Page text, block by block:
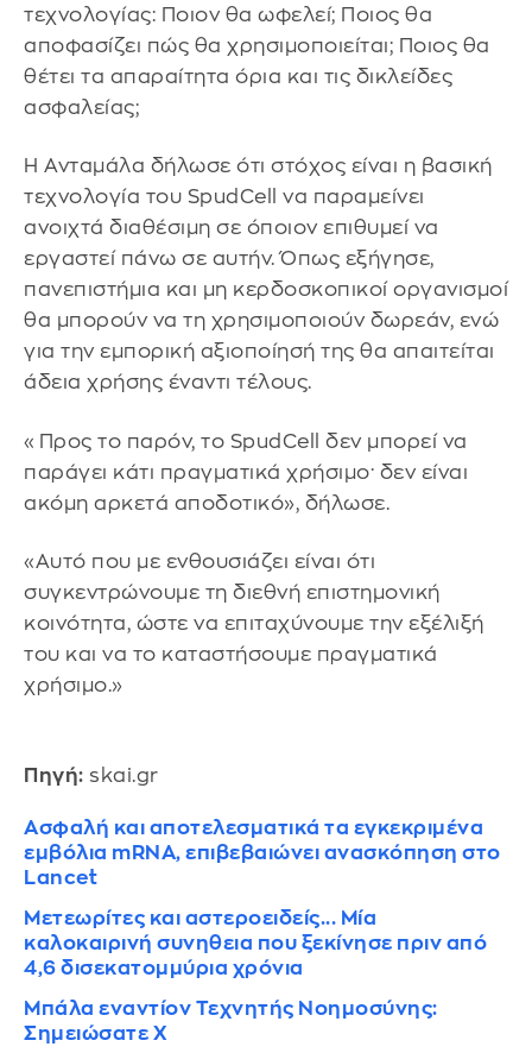
τεχνολογίας: Ποιον θα ωφελεί; Ποιος θα
αποφασίζει πώς θα χρησιμοποιείται; Ποιος θα
θέτει τα απαραίτητα όρια και τις δικλείδες
ασφαλείας;
Η Ανταμάλα δήλωσε ότι στόχος είναι η βασική
τεχνολογία του SpudCell να παραμείνει
ανοιχτά διαθέσιμη σε όποιον επιθυμεί να
εργαστεί πάνω σε αυτήν. Όπως εξήγησε,
πανεπιστήμια και μη κερδοσκοπικοί οργανισμοί
θα μπορούν να τη χρησιμοποιούν δωρεάν, ενώ
για την εμπορική αξιοποίησή της θα απαιτείται
άδεια χρήσης έναντι τέλους.
«Προς το παρόν, το SpudCell δεν μπορεί να
παράγει κάτι πραγματικά χρήσιμο· δεν είναι
ακόμη αρκετά αποδοτικό», δήλωσε.
«Αυτό που με ενθουσιάζει είναι ότι
συγκεντρώνουμε τη διεθνή επιστημονική
κοινότητα, ώστε να επιταχύνουμε την εξέλιξή
του και να το καταστήσουμε πραγματικά
χρήσιμο.»
Πηγή: skai.gr
Ασφαλή και αποτελεσματικά τα εγκεκριμένα
εμβόλια mRNA, επιβεβαιώνει ανασκόπηση στο
Lancet
Μετεωρίτες και αστεροειδείς... Μία
καλοκαιρινή συνηθεια που ξεκίνησε πριν από
4,6 δισεκατομμύρια χρόνια
Μπάλα εναντίον Τεχνητής Νοημοσύνης:
Σημειώσατε Χ